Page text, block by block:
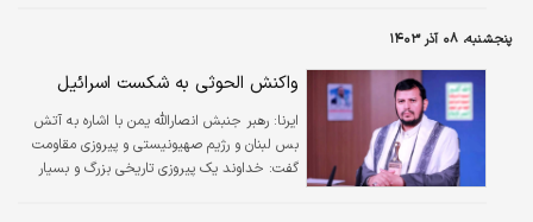
پنجشنبه، ۰۸ آذر ۱۴۰۳
واکنش الحوثی به شکست اسرائیل
ایرنا: رهبر جنبش انصارالله یمن با اشاره به آتش
بس لبنان و رژیم صهیونیستی و پیروزی مقاومت
گفت: خداوند یک پیروزی تاریخی بزرگ و بسیار